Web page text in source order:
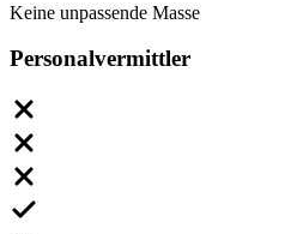
Keine unpassende Masse
Personalvermittler